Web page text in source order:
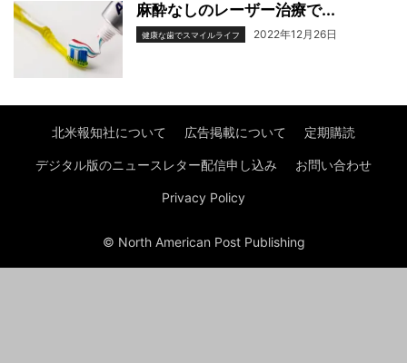
麻酔なしのレーザー治療で...
健康な歯でスマイルライフ 2022年12月26日
北米報知社について 広告掲載について 定期購読
デジタル版のニュースレター配信申し込み お問い合わせ
Privacy Policy
© North American Post Publishing